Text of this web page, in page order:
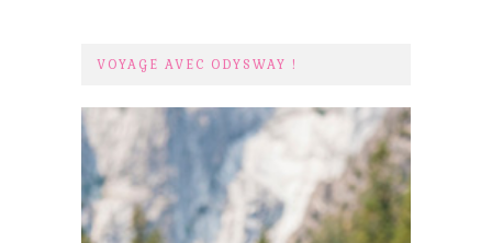
VOYAGE AVEC ODYSWAY !